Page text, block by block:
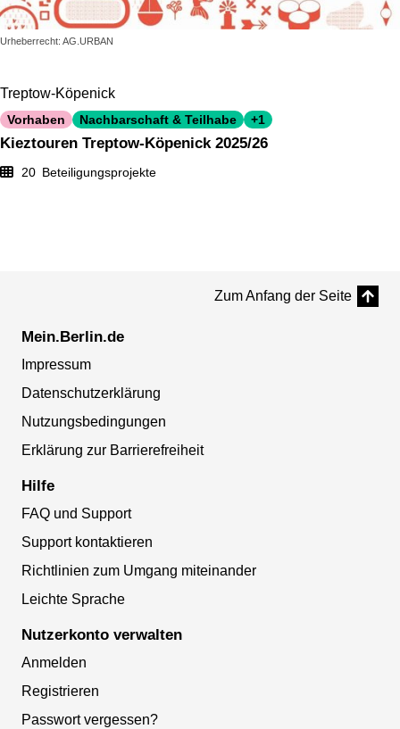
Urheberrecht: AG.URBAN
Treptow-Köpenick
Vorhaben Nachbarschaft & Teilhabe +1
Kieztouren Treptow-Köpenick 2025/26
20 Beteiligungsprojekte
Zum Anfang der Seite
Mein.Berlin.de
Impressum
Datenschutzerklärung
Nutzungsbedingungen
Erklärung zur Barrierefreiheit
Hilfe
FAQ und Support
Support kontaktieren
Richtlinien zum Umgang miteinander
Leichte Sprache
Nutzerkonto verwalten
Anmelden
Registrieren
Passwort vergessen?